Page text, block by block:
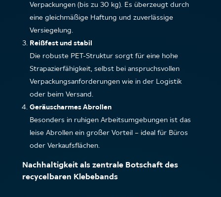
Verpackungen (bis zu 30 kg). Es überzeugt durch
eine gleichmäßige Haftung und zuverlässige
Versiegelung.
Reißfest und stabil
Die robuste PET-Struktur sorgt für eine hohe
Strapazierfähigkeit, selbst bei anspruchsvollen
Verpackungsanforderungen wie in der Logistik
oder beim Versand.
Geräuscharmes Abrollen
Besonders in ruhigen Arbeitsumgebungen ist das
leise Abrollen ein großer Vorteil – ideal für Büros
oder Verkaufsflächen.
Nachhaltigkeit als zentrale Botschaft des
recycelbaren Klebebands